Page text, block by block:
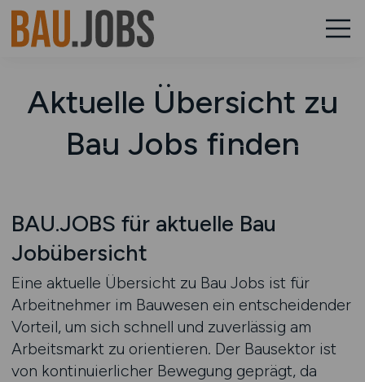
Aktuelle Übersicht zu
Bau Jobs finden
BAU.JOBS für aktuelle Bau
Jobübersicht
Eine aktuelle Übersicht zu Bau Jobs ist für
Arbeitnehmer im Bauwesen ein entscheidender
Vorteil, um sich schnell und zuverlässig am
Arbeitsmarkt zu orientieren. Der Bausektor ist
von kontinuierlicher Bewegung geprägt, da